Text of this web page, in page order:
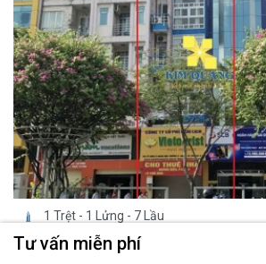
1 Trệt - 1 Lửng - 7 Lầu
900m2
Bắc
Tư vấn miễn phí